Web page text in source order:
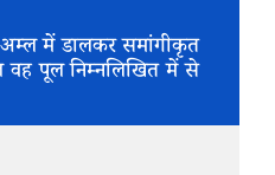
में डालकर समांगीकृत
पूल निम्नलिखित में से